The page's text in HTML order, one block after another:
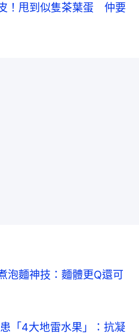
！甩到似隻茶葉蛋 仲要
泡麵神技：麵體更Q還可
「4大地雷水果」：抗凝